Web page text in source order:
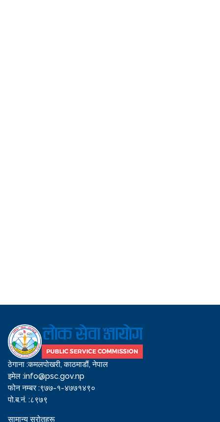
ठेगाना :कमलपोखरी, काठमाडौं, नेपाल
इमेल :info@psc.gov.np
फोन नम्बर :९७७-१-४७७१४९०
पो.ब.नं. :८९७९
सामान्य स्रोतहरू